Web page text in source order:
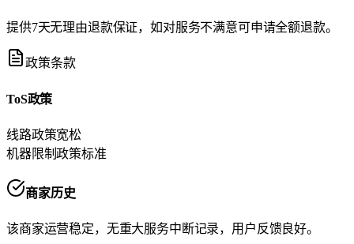
提供7天无理由退款保证，如对服务不满意可申请全额退款。
政策条款
ToS政策
线路政策宽松
机器限制政策标准
商家历史
该商家运营稳定，无重大服务中断记录，用户反馈良好。